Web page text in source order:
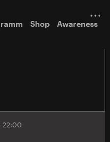
Shop Awareness
22:00